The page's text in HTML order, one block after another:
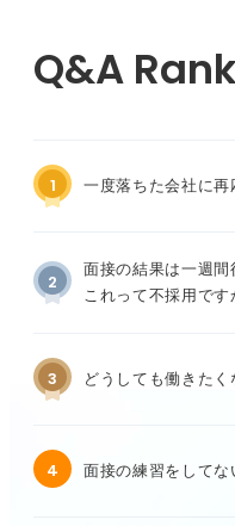
1 一度落ちた会社に再
2
面接の結果は一週間
これって不採用です
3 どうしても働きた
4 面接の練習をしてな